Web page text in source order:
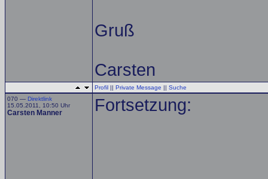
Gruß
Carsten
Profil || Private Message || Suche
070 — Direktlink
15.05.2011, 10:50 Uhr
Carsten Manner Fortsetzung: